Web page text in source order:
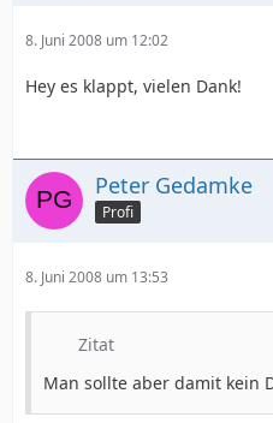
8. Juni 2008 um 12:02
Hey es klappt, vielen Dank!
Peter Gedamke
Profi
8. Juni 2008 um 13:53
Zitat
Man sollte aber damit kein